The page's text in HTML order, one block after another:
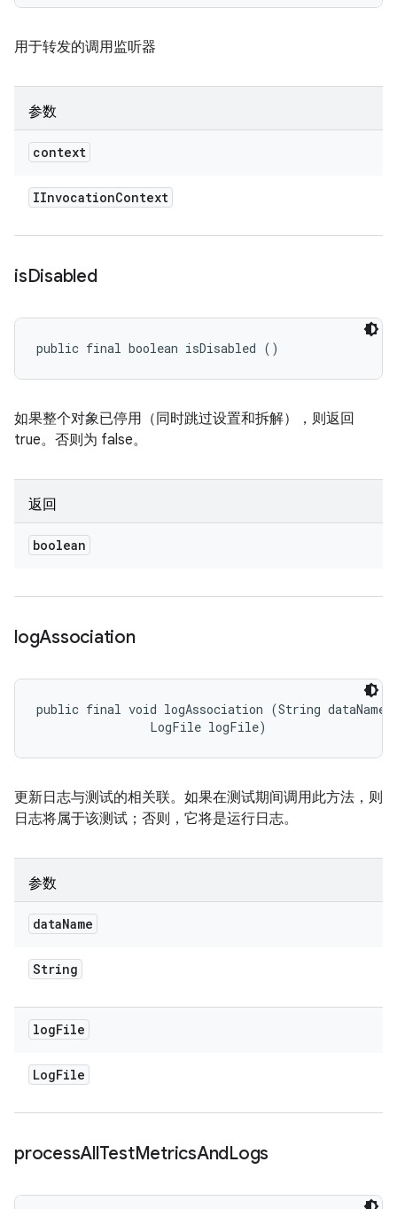
用于转发的调用监听器
参数
context
IInvocationContext
isDisabled
public final boolean isDisabled ()
如果整个对象已停用（同时跳过设置和拆解），则返回
true。否则为 false。
返回
boolean
logAssociation
public final void logAssociation (String
                LogFile logFile)
更新日志与测试的相关联。如果在测试期间调用此方法，则
日志将属于该测试；否则，它将是运行日志。
参数
dataName
String
logFile
LogFile
processAllTestMetricsAndLogs